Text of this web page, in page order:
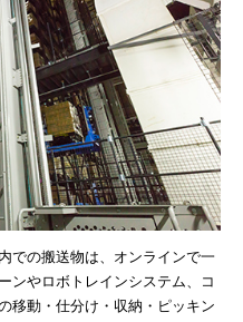
での搬送物は、オンラインで一
ンやロボトレインシステム、コ
移動・仕分け・収納・ピッキン